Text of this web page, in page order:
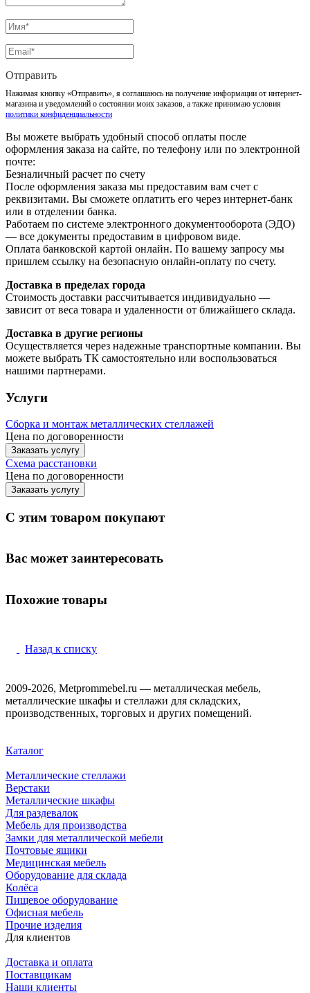
Отправить
Нажимая кнопку «Отправить», я соглашаюсь на получение информации от интернет-
магазина и уведомлений о состоянии моих заказов, а также принимаю условия
политики конфиденциальности
Вы можете выбрать удобный способ оплаты после
оформления заказа на сайте, по телефону или по электронной
почте:
Безналичный расчет по счету
После оформления заказа мы предоставим вам счет с
реквизитами. Вы сможете оплатить его через интернет-банк
или в отделении банка.
Работаем по системе электронного документооборота (ЭДО)
— все документы предоставим в цифровом виде.
Оплата банковской картой онлайн. По вашему запросу мы
пришлем ссылку на безопасную онлайн-оплату по счету.
Доставка в пределах города
Стоимость доставки рассчитывается индивидуально —
зависит от веса товара и удаленности от ближайшего склада.
Доставка в другие регионы
Осуществляется через надежные транспортные компании. Вы
можете выбрать ТК самостоятельно или воспользоваться
нашими партнерами.
Услуги
Сборка и монтаж металлических стеллажей
Цена по договоренности
Заказать услугу
Схема расстановки
Цена по договоренности
Заказать услугу
С этим товаром покупают
Вас может заинтересовать
Похожие товары
Назад к списку
2009-2026, Metprommebel.ru — металлическая мебель,
металлические шкафы и стеллажи для складских,
производственных, торговых и других помещений.
Каталог
Металлические стеллажи
Верстаки
Металлические шкафы
Для раздевалок
Мебель для производства
Замки для металлической мебели
Почтовые ящики
Медицинская мебель
Оборудование для склада
Колёса
Пищевое оборудование
Офисная мебель
Прочие изделия
Для клиентов
Доставка и оплата
Поставщикам
Наши клиенты